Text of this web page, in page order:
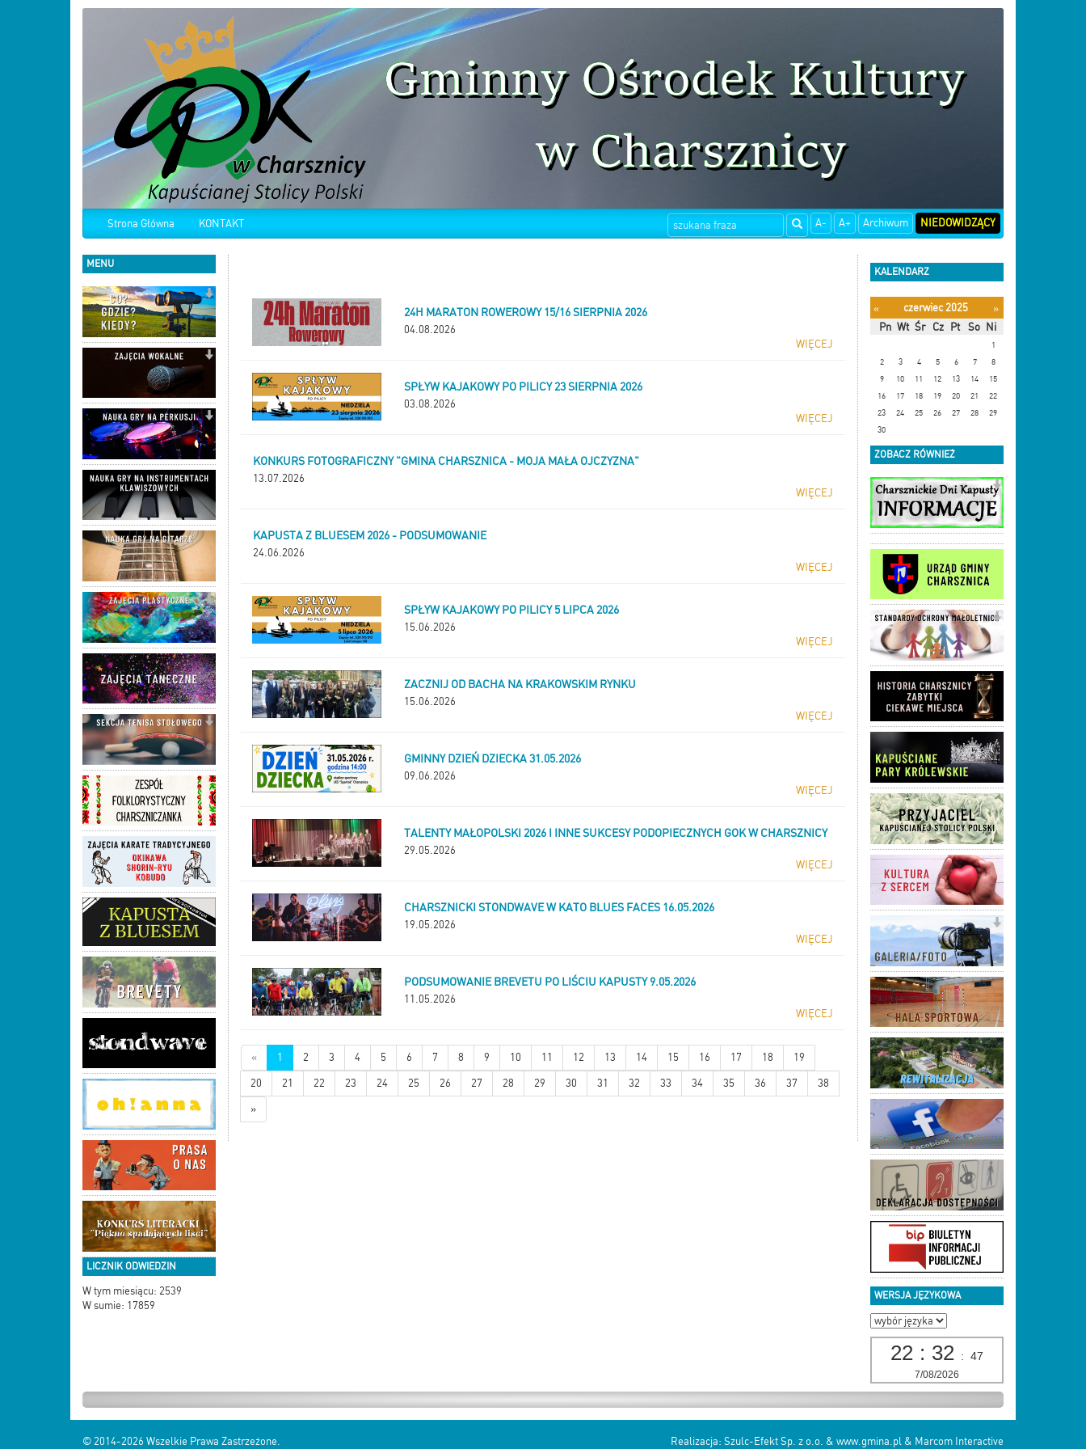
Strona Główna KONTAKT A- A+ Archiwum NIEDOWIDZĄCY
MENU
LICZNIK ODWIEDZIN
W tym miesiącu: 2539
W sumie: 17859
24H MARATON ROWEROWY 15/16 SIERPNIA 2026
04.08.2026
WIĘCEJ
SPŁYW KAJAKOWY PO PILICY 23 SIERPNIA 2026
03.08.2026
WIĘCEJ
KONKURS FOTOGRAFICZNY "GMINA CHARSZNICA - MOJA MAŁA OJCZYZNA"
13.07.2026
WIĘCEJ
KAPUSTA Z BLUESEM 2026 - PODSUMOWANIE
24.06.2026
WIĘCEJ
SPŁYW KAJAKOWY PO PILICY 5 LIPCA 2026
15.06.2026
WIĘCEJ
ZACZNIJ OD BACHA NA KRAKOWSKIM RYNKU
15.06.2026
WIĘCEJ
GMINNY DZIEŃ DZIECKA 31.05.2026
09.06.2026
WIĘCEJ
TALENTY MAŁOPOLSKI 2026 I INNE SUKCESY PODOPIECZNYCH GOK W CHARSZNICY
29.05.2026
WIĘCEJ
CHARSZNICKI STONDWAVE W KATO BLUES FACES 16.05.2026
19.05.2026
WIĘCEJ
PODSUMOWANIE BREVETU PO LIŚCIU KAPUSTY 9.05.2026
11.05.2026
WIĘCEJ
« 1 2 3 4 5 6 7 8 9 10 11 12 13 14 15 16 17 18 19
20 21 22 23 24 25 26 27 28 29 30 31 32 33 34 35 36 37 38
»
KALENDARZ
« czerwiec 2025
»
Pn Wt Śr Cz Pt So Ni
1
2
3 4 5 6 7
8
9
10 11 12 13 14
15
16
17 18 19 20 21
22
23
24 25 26 27 28
29
30
ZOBACZ RÓWNIEŻ
WERSJA JĘZYKOWA
22 : 32 : 47
7/08/2026
© 2014-2026 Wszelkie Prawa Zastrzeżone. Realizacja: Szulc-Efekt Sp. z o.o. & www.gmina.pl & Marcom Interactive